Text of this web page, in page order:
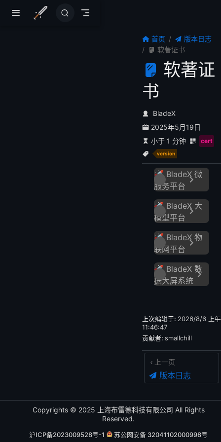
首页
版本日志
软著证书
软著证
书
BladeX
2025年5月19日
小于 1 分钟
cert
version
🚀 BladeX 微
服务平台
🚀 BladeX 大
模型平台
🚀 BladeX 物
联网平台
🚀 BladeX 数
据大屏系统
上次编辑于: 2026/8/6 上午
11:46:47
贡献者: smallchill
上一页
版本日志
Copyrights © 2025 上海布雷德科技有限公司 All Rights
Reserved.
沪ICP备2023009528号-1 苏公网安备 32041102000998号